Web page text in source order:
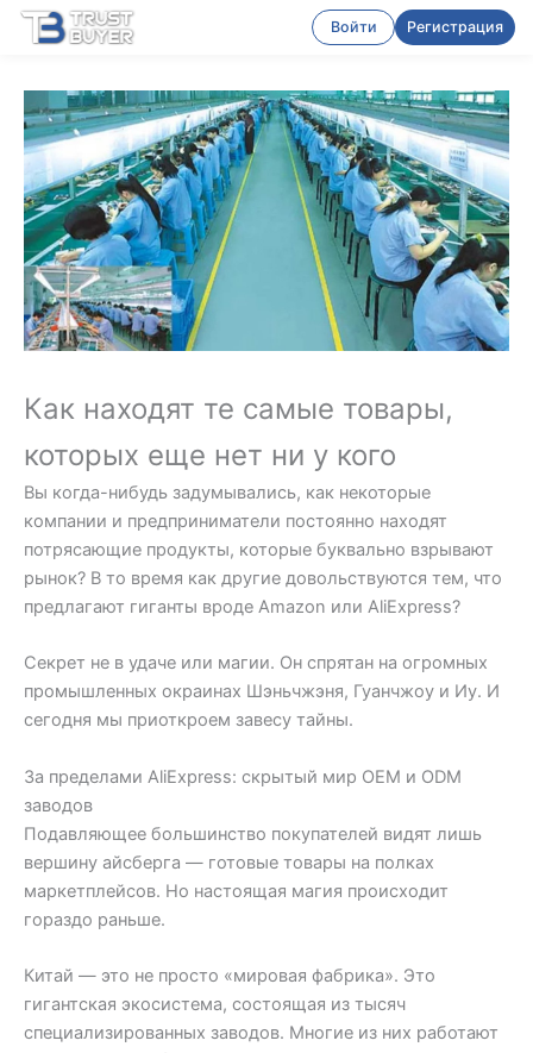
Войти Регистрация
Как находят те самые товары,
которых еще нет ни у кого
Вы когда-нибудь задумывались, как некоторые
компании и предприниматели постоянно находят
потрясающие продукты, которые буквально взрывают
рынок? В то время как другие довольствуются тем, что
предлагают гиганты вроде Amazon или AliExpress?
Секрет не в удаче или магии. Он спрятан на огромных
промышленных окраинах Шэньчжэня, Гуанчжоу и Иу. И
сегодня мы приоткроем завесу тайны.
За пределами AliExpress: скрытый мир OEM и ODM
заводов
Подавляющее большинство покупателей видят лишь
вершину айсберга — готовые товары на полках
маркетплейсов. Но настоящая магия происходит
гораздо раньше.
Китай — это не просто «мировая фабрика». Это
гигантская экосистема, состоящая из тысяч
специализированных заводов. Многие из них работают